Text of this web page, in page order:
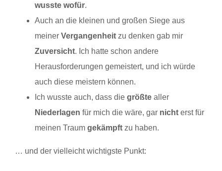
wusste wofür.
Auch an die kleinen und großen Siege aus
meiner Vergangenheit zu denken gab mir
Zuversicht. Ich hatte schon andere
Herausforderungen gemeistert, und ich würde
auch diese meistern können.
Ich wusste auch, dass die größte aller
Niederlagen für mich die wäre, gar nicht erst für
meinen Traum gekämpft zu haben.
… und der vielleicht wichtigste Punkt: